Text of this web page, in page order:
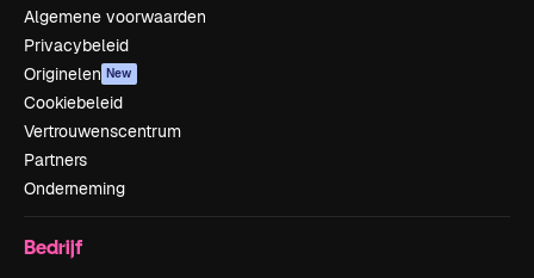
Algemene voorwaarden
Privacybeleid
Originelen New
Cookiebeleid
Vertrouwenscentrum
Partners
Onderneming
Bedrijf